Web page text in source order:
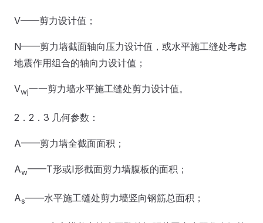
V——剪力设计值；
N——剪力墙截面轴向压力设计值，或水平施工缝处考虑
地震作用组合的轴向力设计值；
Vwj一一剪力墙水平施工缝处剪力设计值。
2．2．3 几何参数：
A——剪力墙全截面面积；
Aw——T形或I形截面剪力墙腹板的面积；
As——水平施工缝处剪力墙竖向钢筋总面积；